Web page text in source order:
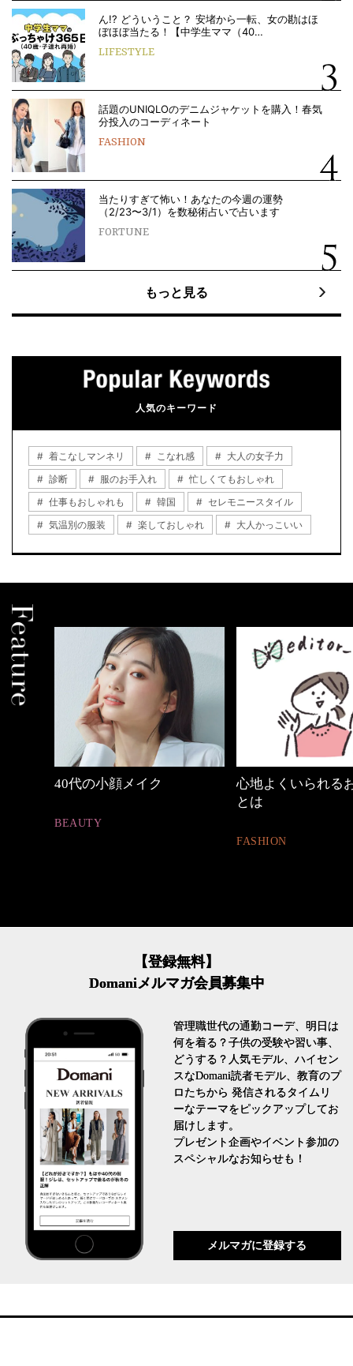
ん!? どういうこと？ 安堵から一転、女の勘はほ
ぼほぼ当たる！【中学生ママ（40…
LIFESTYLE
話題のUNIQLOのデニムジャケットを購入！春気
分投入のコーディネート
FASHION
当たりすぎて怖い！あなたの今週の運勢
（2/23〜3/1）を数秘術占いで占います
FORTUNE
もっと見る
人気のキーワード
着こなしマンネリ こなれ感
大人の女子力
診断
服のお手入れ
忙しくてもおしゃれ
仕事もおしゃれも
韓国
セレモニースタイル
気温別の服装
楽しておしゃれ 大人かっこいい
心地よくいられるおしゃれ
優木まおみさん「
割。」
LIFESTYLE
【登録無料】
Domaniメルマガ会員募集中
管理職世代の通勤コーデ、明日は
何を着る？子供の受験や習い事、
どうする？人気モデル、ハイセン
スなDomani読者モデル、教育のプ
ロたちから 発信されるタイムリ
ーなテーマをピックアップしてお
届けします。
プレゼント企画やイベント参加の
スペシャルなお知らせも！
メルマガに登録する